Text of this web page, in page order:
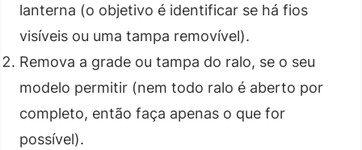
lanterna (o objetivo é identificar se há fios
visíveis ou uma tampa removível).
Remova a grade ou tampa do ralo, se o seu
modelo permitir (nem todo ralo é aberto por
completo, então faça apenas o que for
possível).